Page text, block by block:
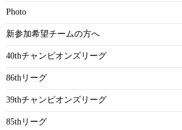
Photo
新参加希望チームの方へ
40thチャンピオンズリーグ
86thリーグ
39thチャンピオンズリーグ
85thリーグ